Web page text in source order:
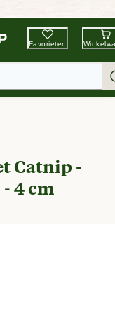
& Dier
Favorieten
Catnip -
4 cm